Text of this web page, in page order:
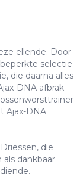
ellende. Door
selectie
die daarna alles
DNA afbrak
Ajax-DNA
die
dankbaar